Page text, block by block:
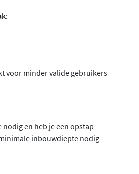
:
voor minder valide gebruikers
en heb je een opstap
inbouwdiepte nodig